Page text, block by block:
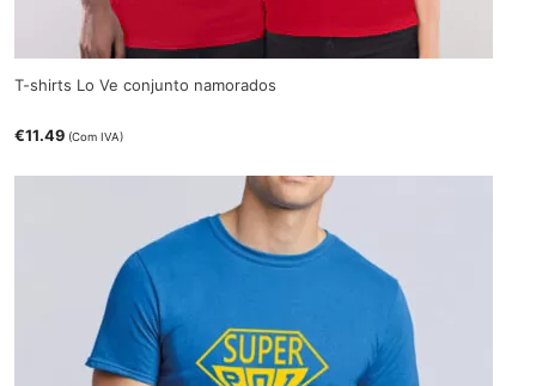
T-shirts Lo Ve conjunto namorados
€11.49 (Com IVA)